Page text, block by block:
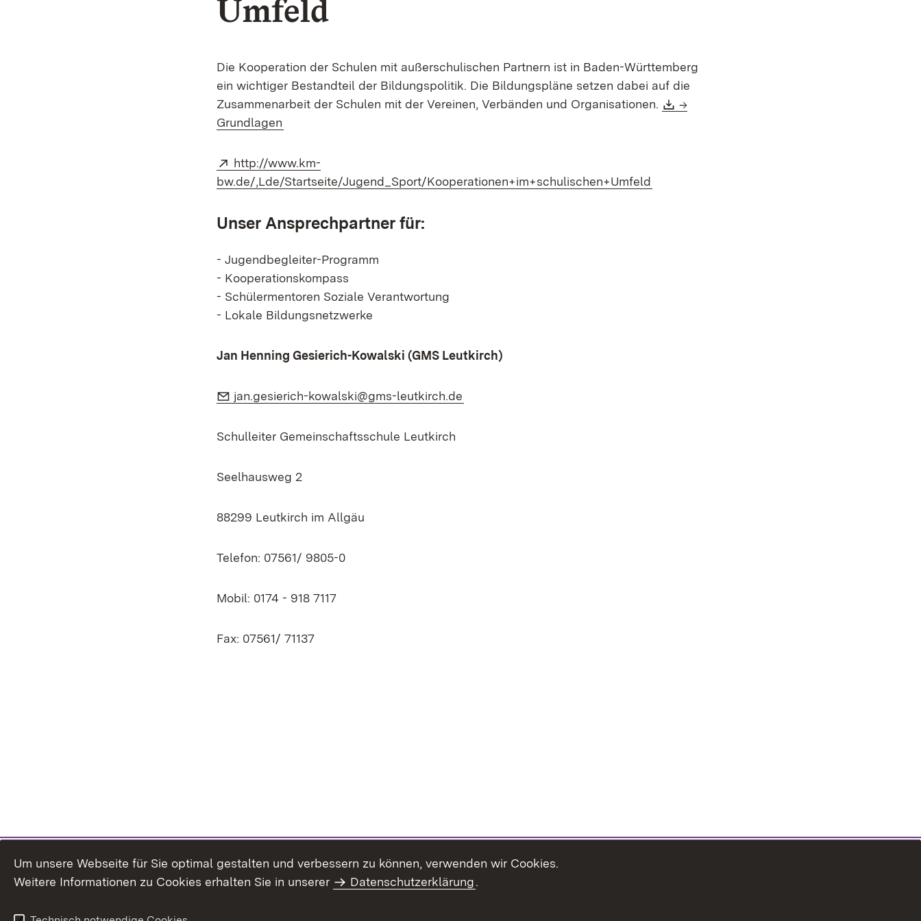
Umfeld
Die Kooperation der Schulen mit außerschulischen Partnern ist in Baden-Württemberg
ein wichtiger Bestandteil der Bildungspolitik. Die Bildungspläne setzen dabei auf die
Zusammenarbeit der Schulen mit der Vereinen, Verbänden und Organisationen.
Download:
->
Grundlagen
Extern:
http://www.km-
bw.de/,Lde/Startseite/Jugend_Sport/Kooperationen+im+schulischen+Umfeld
Unser Ansprechpartner für:
- Jugendbegleiter-Programm
- Kooperationskompass
- Schülermentoren Soziale Verantwortung
- Lokale Bildungsnetzwerke
Jan Henning Gesierich-Kowalski (GMS Leutkirch)
E-Mail:
jan.gesierich-kowalski@gms-leutkirch.de
Schulleiter Gemeinschaftsschule Leutkirch
Seelhausweg 2
88299 Leutkirch im Allgäu
Telefon: 07561/ 9805-0
Mobil: 0174 - 918 7117
Fax: 07561/ 71137
Um unsere Webseite für Sie optimal gestalten und verbessern zu können, verwenden wir Cookies.
Weitere Informationen zu Cookies erhalten Sie in unserer
Datenschutzerklärung.